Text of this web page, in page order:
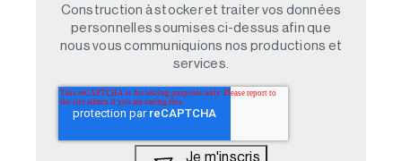
Construction à stocker et traiter vos données
personnelles soumises ci-dessus afin que
nous vous communiquions nos productions et
services.